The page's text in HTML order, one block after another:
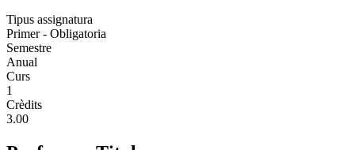
Tipus assignatura
Primer - Obligatoria
Semestre
Anual
Curs
1
Crèdits
3.00